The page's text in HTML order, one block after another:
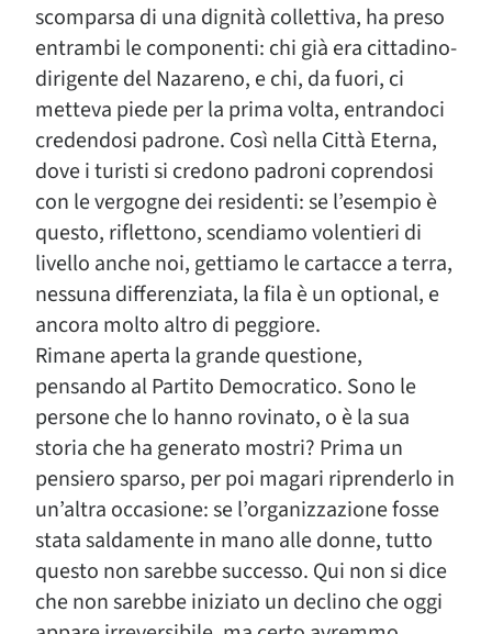
scomparsa di una dignità collettiva, ha preso
entrambi le componenti: chi già era cittadino-
dirigente del Nazareno, e chi, da fuori, ci
metteva piede per la prima volta, entrandoci
credendosi padrone. Così nella Città Eterna,
dove i turisti si credono padroni coprendosi
con le vergogne dei residenti: se l’esempio è
questo, riflettono, scendiamo volentieri di
livello anche noi, gettiamo le cartacce a terra,
nessuna differenziata, la fila è un optional, e
ancora molto altro di peggiore.
Rimane aperta la grande questione,
pensando al Partito Democratico. Sono le
persone che lo hanno rovinato, o è la sua
storia che ha generato mostri? Prima un
pensiero sparso, per poi magari riprenderlo in
un’altra occasione: se l’organizzazione fosse
stata saldamente in mano alle donne, tutto
questo non sarebbe successo. Qui non si dice
che non sarebbe iniziato un declino che oggi